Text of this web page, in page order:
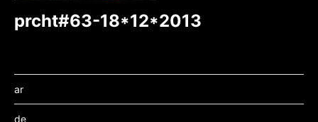
prcht#63-18*12*2013
ar
de